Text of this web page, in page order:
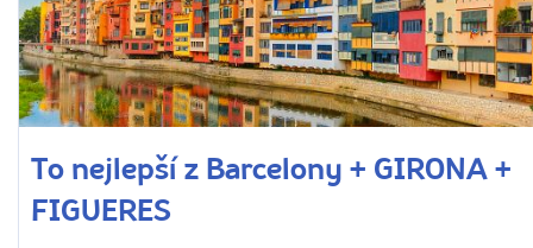
To nejlepší z Barcelony + GIRONA +
FIGUERES